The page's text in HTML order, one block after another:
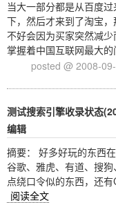
当大一部分都是从百度
下，然后才来到了淘宝
不好会因为买家突然减
掌握着中国互联网最大的
posted @ 2008-
测试搜索引擎收录状态
编辑
摘要： 好多好玩的东西
谷歌、雅虎、有道、搜
点绕口令似的东西，还
阅读全文